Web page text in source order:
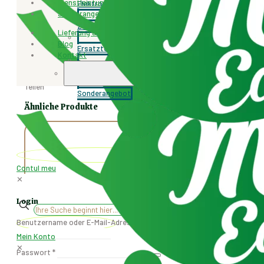
Contul meu
✕
Login
Benutzername oder E-Mail-Adresse
Passwort *
Mein Konto
✕
Elektroroller und Motorräder
Zubehör
Ersatzteile
Dienstleistungen
Sonderangebot
Dienstleistungen
Sonderangebot
Lieferung & Rücksendung
Blog
Kontakt
+4077.471.259
Verkaufseinheit:Stück
Schlagwort:Ersatzteile
Kategorie:Ersatzteile
00003010
Teilen
Ähnliche Produkte